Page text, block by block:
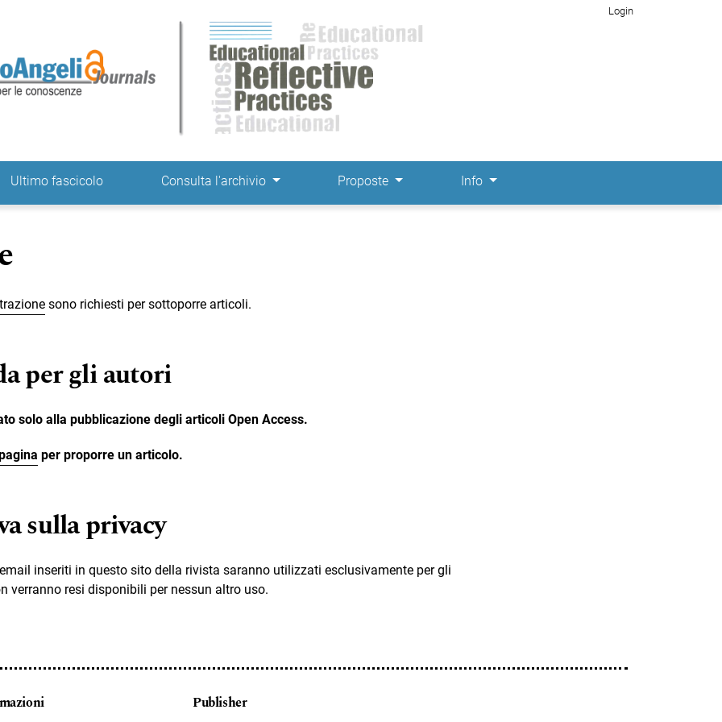
Login
Ultimo fascicolo Consulta l'archivio Proposte Info
sono richiesti per sottoporre articoli.
per gli autori
solo alla pubblicazione degli articoli Open Access.
per proporre un articolo.
sulla privacy
inseriti in questo sito della rivista saranno utilizzati esclusivamente per gli
verranno resi disponibili per nessun altro uso.
Publisher